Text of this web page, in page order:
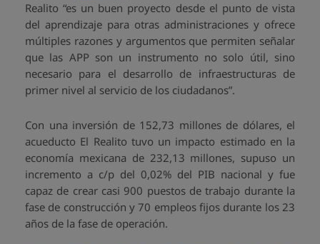
Realito “es un buen proyecto desde el punto de vista
del aprendizaje para otras administraciones y ofrece
múltiples razones y argumentos que permiten señalar
que las APP son un instrumento no solo útil, sino
necesario para el desarrollo de infraestructuras de
primer nivel al servicio de los ciudadanos”.
Con una inversión de 152,73 millones de dólares, el
acueducto El Realito tuvo un impacto estimado en la
economía mexicana de 232,13 millones, supuso un
incremento a c/p del 0,02% del PIB nacional y fue
capaz de crear casi 900 puestos de trabajo durante la
fase de construcción y 70 empleos fijos durante los 23
años de la fase de operación.